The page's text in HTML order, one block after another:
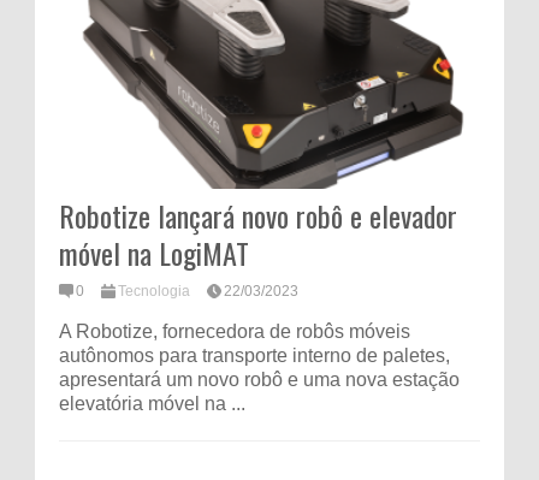
Robotize lançará novo robô e elevador
móvel na LogiMAT
0 Tecnologia 22/03/2023
A Robotize, fornecedora de robôs móveis
autônomos para transporte interno de paletes,
apresentará um novo robô e uma nova estação
elevatória móvel na ...